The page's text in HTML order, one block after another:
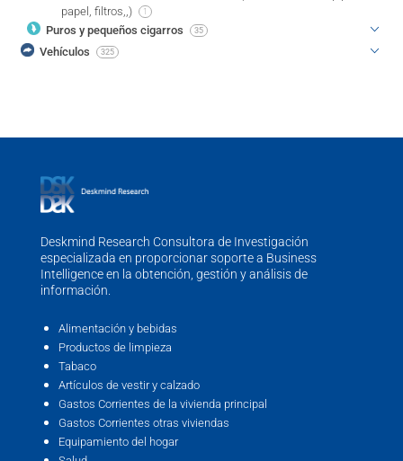
papel, filtros,,)
1
Puros y pequeños cigarros 35
Vehículos 325
Deskmind Research Consultora de Investigación
especializada en proporcionar soporte a Business
Intelligence en la obtención, gestión y análisis de
información.
Alimentación y bebidas
Productos de limpieza
Tabaco
Artículos de vestir y calzado
Gastos Corrientes de la vivienda principal
Gastos Corrientes otras viviendas
Equipamiento del hogar